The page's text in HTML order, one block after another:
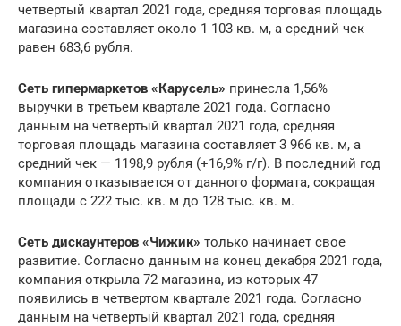
четвертый квартал 2021 года, средняя торговая площадь
магазина составляет около 1 103 кв. м, а средний чек
равен 683,6 рубля.
Сеть гипермаркетов «Карусель» принесла 1,56%
выручки в третьем квартале 2021 года. Согласно
данным на четвертый квартал 2021 года, средняя
торговая площадь магазина составляет 3 966 кв. м, а
средний чек — 1198,9 рубля (+16,9% г/г). В последний год
компания отказывается от данного формата, сокращая
площади с 222 тыс. кв. м до 128 тыс. кв. м.
Сеть дискаунтеров «Чижик» только начинает свое
развитие. Согласно данным на конец декабря 2021 года,
компания открыла 72 магазина, из которых 47
появились в четвертом квартале 2021 года. Согласно
данным на четвертый квартал 2021 года, средняя